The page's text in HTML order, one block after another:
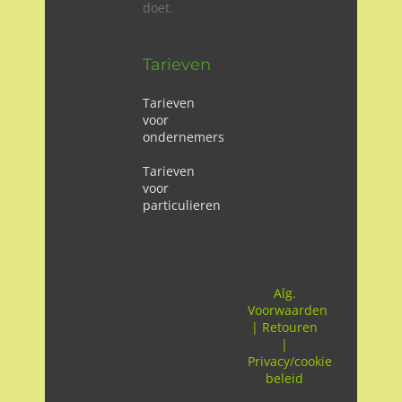
doet.
Tarieven
Tarieven
voor
ondernemers
Tarieven
voor
particulieren
Alg.
Voorwaarden
| Retouren
|
Privacy/cookie
beleid